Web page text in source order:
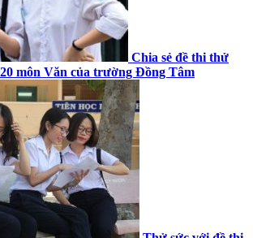
Chia sẻ đề thi thử
môn Văn của trường Đồng Tâm